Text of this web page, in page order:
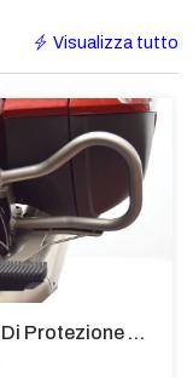
Visualizza tutto
Tubi Di Protezione Bauli Posteriori Per Bmw K 1600 Gt/Gtl (2010>2016) GIALLO - TB8025-K1600GTL